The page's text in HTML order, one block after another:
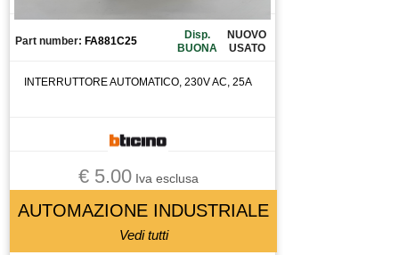
Part number: FA881C25
Disp.
BUONA
NUOVO
USATO
INTERRUTTORE AUTOMATICO, 230V AC, 25A
€ 5.00Iva esclusa
AUTOMAZIONE INDUSTRIALE
Vedi tutti